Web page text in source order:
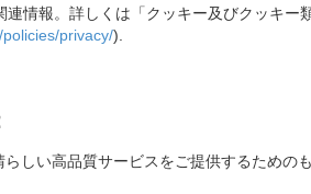
情報。詳しくは「クッキー及びクッキー
privacy/).
しい高品質サービスをご提供するための